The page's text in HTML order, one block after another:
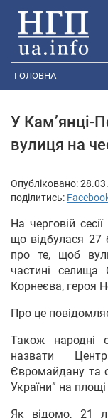
ГОЛОВНА
У Кам’янці-
вулиця на
Опубліковано:
поділитись:
На черговій
що відбулася 27
про те, щоб
частині селища
Корнеєва, героя
Про це
Також народні
назвати
Євромайдану та
України” на
Як відомо, 21